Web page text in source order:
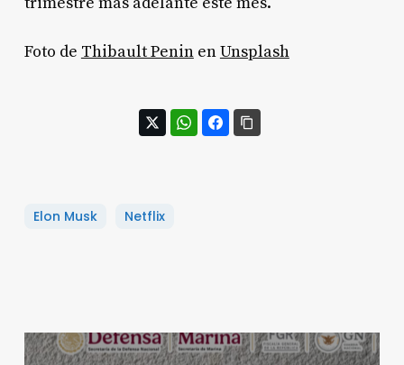
Foto de Thibault PeninenUnsplash
Elon Musk Netflix